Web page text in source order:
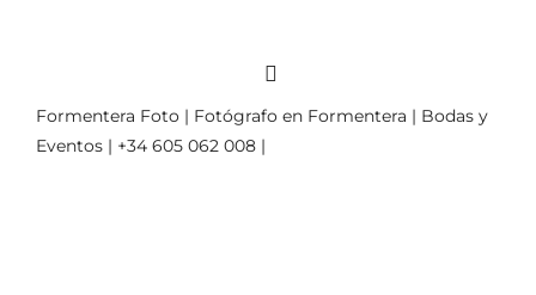
Formentera Foto | Fotógrafo en Formentera | Bodas y
Eventos | +34 605 062 008 |